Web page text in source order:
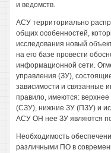
и ведомств.
АСУ территориально
общих особенностей,
исследования новый
на его базе провести
информационной сети.
управления (ЗУ),
зависимости и связанные
правило, имеются:
(СЗУ), нижние ЗУ (ПЗУ) и
АСУ ОН нее ЗУ являются
Необходимость
различными ПО в